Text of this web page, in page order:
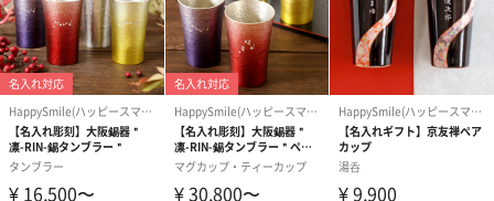
お名前やお誕生日など、4パターンのデザインからお選びいただけ
ます。